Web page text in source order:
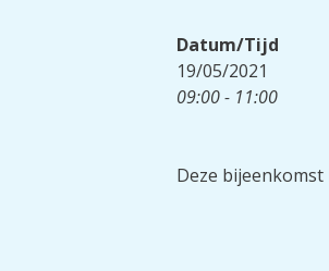
Datum/Tijd
19/05/2021
09:00 - 11:00
Deze